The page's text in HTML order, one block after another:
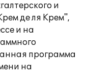
и
де ля Крем",
и на
программа
на